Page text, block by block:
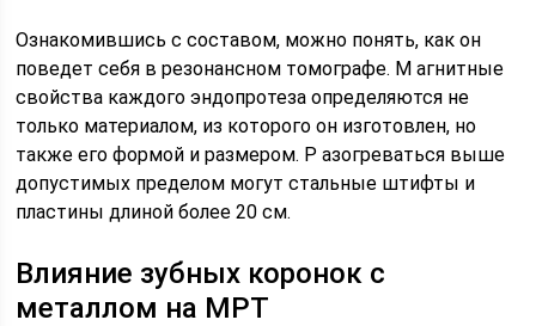
Ознакомившись с составом, можно понять, как он
поведет себя в резонансном томографе. М агнитные
свойства каждого эндопротеза определяются не
только материалом, из которого он изготовлен, но
также его формой и размером. Р азогреваться выше
допустимых пределом могут стальные штифты и
пластины длиной более 20 см.
Влияние зубных коронок с
металлом на МРТ